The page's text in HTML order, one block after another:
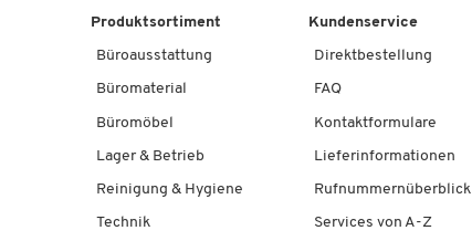
Produktsortiment
Büroausstattung
Büromaterial
Büromöbel
Lager & Betrieb
Reinigung & Hygiene
Technik
Kundenservice
Direktbestellung
FAQ
Kontaktformulare
Lieferinformationen
Rufnummernüberblick
Services von A-Z